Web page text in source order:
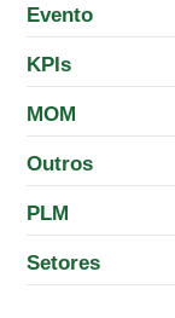
Evento
KPIs
MOM
Outros
PLM
Setores